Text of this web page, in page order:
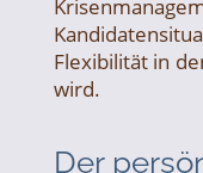
Flexibilität in
wird.
Der